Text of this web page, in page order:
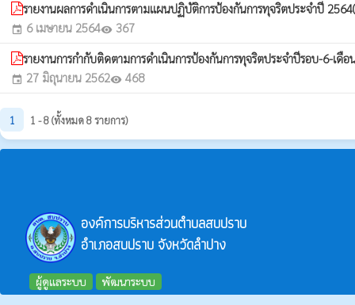
รายงานผลการดำเนินการตามแผนปฏิบัติการป้องกันการทุจริตประจำปี
event 6 เมษายน 2564visibility 367
รายงานการกำกับติดตามการดำเนินการป้องกันการทุจริตประจำปีรอบ-6-เดื
event 27 มิถุนายน 2562visibility 468
1 1 - 8 (ทั้งหมด 8 รายการ)
องค์การบริหารส่วนตำบลสบปราบ
อำเภอสบปราบ จังหวัดลำปาง
ผู้ดูแลระบบ พัฒนาระบบ